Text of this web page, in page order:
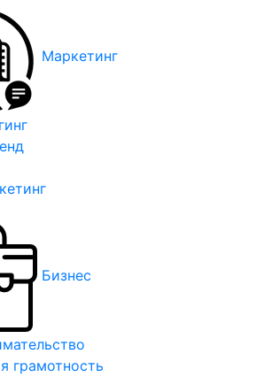
Маркетинг
Бизнес
грамотность